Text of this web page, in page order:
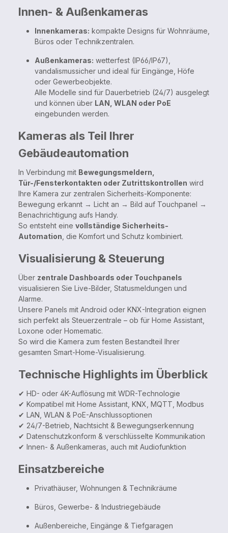
Innen- & Außenkameras
Innenkameras: kompakte Designs für Wohnräume,
Büros oder Technikzentralen.
Außenkameras: wetterfest (IP66/IP67),
vandalismussicher und ideal für Eingänge, Höfe
oder Gewerbeobjekte.
Alle Modelle sind für Dauerbetrieb (24/7) ausgelegt
und können über LAN, WLAN oder PoE
eingebunden werden.
Kameras als Teil Ihrer
Gebäudeautomation
In Verbindung mit Bewegungsmeldern,
Tür-/Fensterkontakten oder Zutrittskontrollen wird
Ihre Kamera zur zentralen Sicherheits-Komponente:
Bewegung erkannt → Licht an → Bild auf Touchpanel →
Benachrichtigung aufs Handy.
So entsteht eine vollständige Sicherheits-
Automation , die Komfort und Schutz kombiniert.
Visualisierung & Steuerung
Über zentrale Dashboards oder Touchpanels
visualisieren Sie Live-Bilder, Statusmeldungen und
Alarme.
Unsere Panels mit Android oder KNX-Integration eignen
sich perfekt als Steuerzentrale – ob für Home Assistant,
Loxone oder Homematic.
So wird die Kamera zum festen Bestandteil Ihrer
gesamten Smart-Home-Visualisierung.
Technische Highlights im Überblick
✔ HD- oder 4K-Auflösung mit WDR-Technologie
✔ Kompatibel mit Home Assistant, KNX, MQTT, Modbus
✔ LAN, WLAN & PoE-Anschlussoptionen
✔ 24/7-Betrieb, Nachtsicht & Bewegungserkennung
✔ Datenschutzkonform & verschlüsselte Kommunikation
✔ Innen- & Außenkameras, auch mit Audiofunktion
Einsatzbereiche
Privathäuser, Wohnungen & Technikräume
Büros, Gewerbe- & Industriegebäude
Außenbereiche, Eingänge & Tiefgaragen